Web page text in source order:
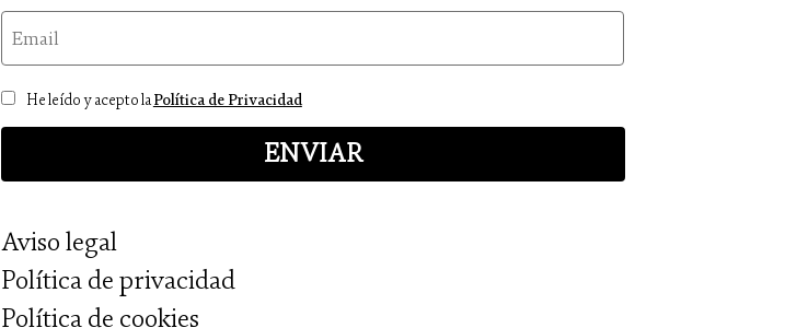
Consentimiento
He leído y acepto laPolítica de Privacidad
Aviso legal
Política de privacidad
Política de cookies